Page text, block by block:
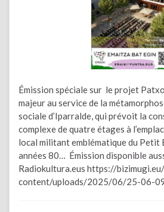
Émission spéciale sur le projet
majeur au service de la
sociale d’Iparralde, qui prévoit la
complexe de quatre étages à
local militant emblématique du Petit
années 80… Émission disponible
Radiokultura.eus https://
content/uploads/2025/06/25-06-